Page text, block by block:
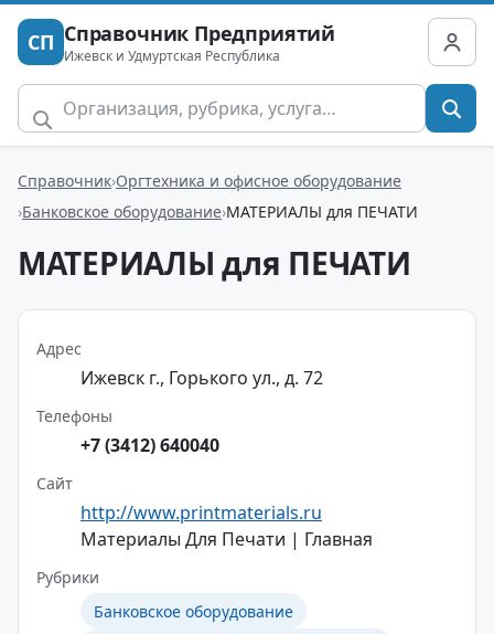
СП Справочник Предприятий
Ижевск и Удмуртская Республика
Справочник Оргтехника и офисное оборудование
Банковское оборудование МАТЕРИАЛЫ для ПЕЧАТИ
МАТЕРИАЛЫ для ПЕЧАТИ
Адрес
Ижевск г., Горького ул., д. 72
Телефоны
+7 (3412) 640040
Сайт
http://www.printmaterials.ru
Материалы Для Печати | Главная
Рубрики
Банковское оборудование